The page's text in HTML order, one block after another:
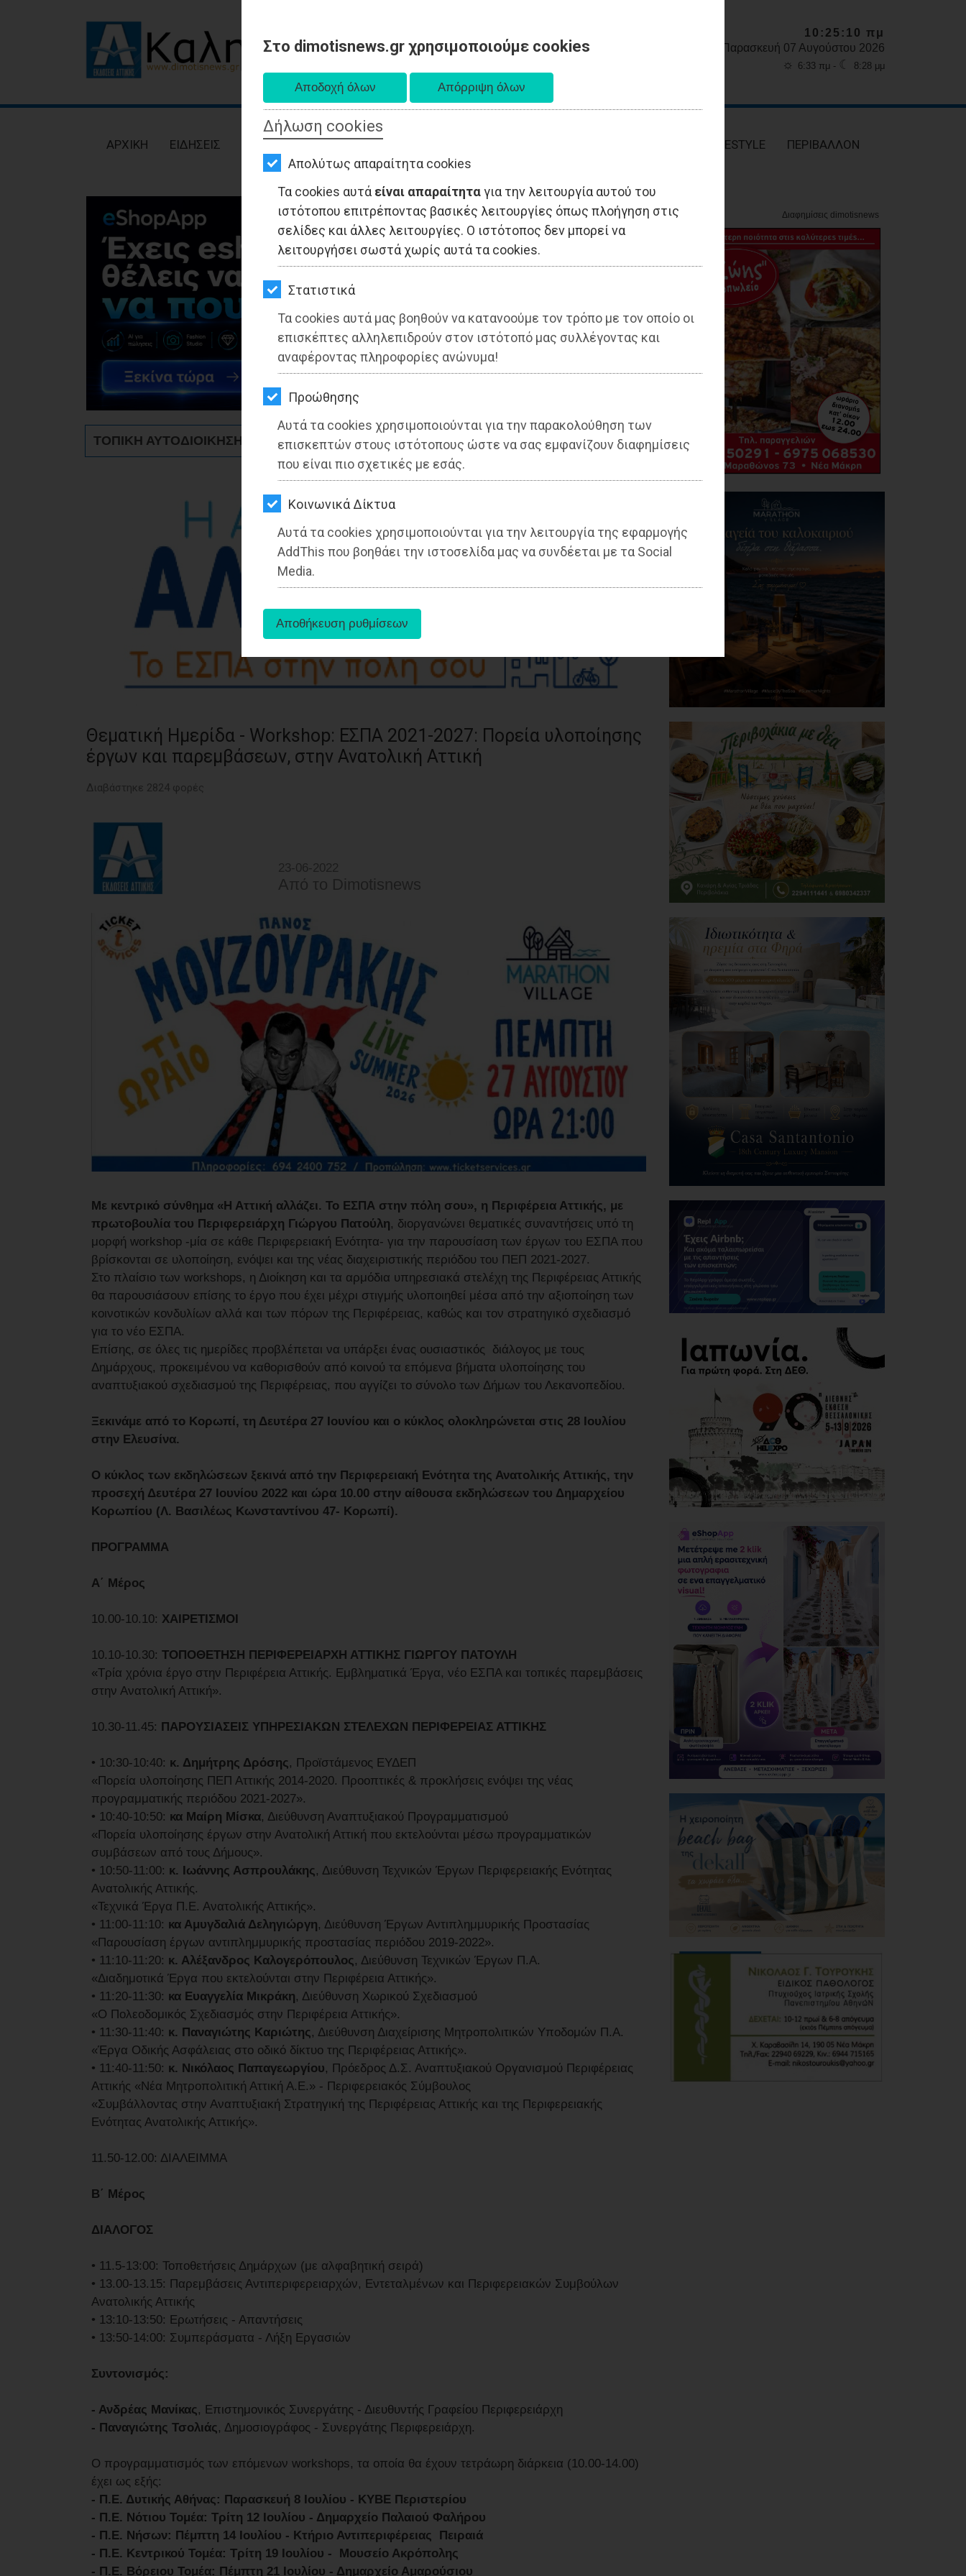
Στο dimotisnews.gr χρησιμοποιούμε cookies
Δήλωση cookies
Απολύτως απαραίτητα cookies
Τα cookies αυτά είναι απαραίτηταγια την λειτουργία αυτού του
ιστότοπου επιτρέποντας βασικές λειτουργίες όπως πλοήγηση στις
σελίδες και άλλες λειτουργίες. Ο ιστότοπος δεν μπορεί να
λειτουργήσει σωστά χωρίς αυτά τα cookies.
Στατιστικά
Τα cookies αυτά μας βοηθούν να κατανοούμε τον τρόπο με τον οποίο οι
επισκέπτες αλληλεπιδρούν στον ιστότοπό μας συλλέγοντας και
αναφέροντας πληροφορίες ανώνυμα!
Προώθησης
Αυτά τα cookies χρησιμοποιούνται για την παρακολούθηση των
επισκεπτών στους ιστότοπους ώστε να σας εμφανίζουν διαφημίσεις
που είναι πιο σχετικές με εσάς.
Kοινωνικά Δίκτυα
Αυτά τα cookies χρησιμοποιούνται για την λειτουργία της εφαρμογής
AddThis που βοηθάει την ιστοσελίδα μας να συνδέεται με τα Social
Media.
ΕΙΔΗΣΕΙΣ
ΟΙΚΟΝΟΜΙΑ
ΑΘΛΗΤΙΣΜΟΣ
ΠΟΛΙΤΙΣΜΟΣ
LIFESTYLE
ΤΑΞΙΔΙΑ
ΕΞΟΔΟΣ
ΑΡΘΡΩΝ
10:25:12 πμ
Παρασκευή 07 Αυγούστου 2026
☼ 6:33 πμ - ☾ 8:28 μμ
AΡΧΙΚΗ ΕΙΔΗΣΕΙΣ LIFESTYLE ΠΕΡΙΒΑΛΛΟΝ
ΤΟΠΙΚΗ ΑΥΤΟΔΙΟΙΚΗΣΗ - Ανατολική Αττική
Θεματική Ημερίδα - Workshop: ΕΣΠΑ 2021-2027: Πορεία υλοποίησης
έργων και παρεμβάσεων, στην Ανατολική Αττική
Διαβάστηκε 2824 φορές
23-06-2022
Από τo Dimotisnews
Με κεντρικό σύνθημα «Η Αττική αλλάζει. Το ΕΣΠΑ στην πόλη σου», η Περιφέρεια Αττικής, με
πρωτοβουλία του Περιφερειάρχη Γιώργου Πατούλη, διοργανώνει θεματικές συναντήσεις υπό τη
μορφή workshop -μία σε κάθε Περιφερειακή Ενότητα- για την παρουσίαση των έργων του ΕΣΠΑ που
βρίσκονται σε υλοποίηση, ενόψει και της νέας διαχειριστικής περιόδου του ΠΕΠ 2021-2027.
Στο πλαίσιο των workshops, η Διοίκηση και τα αρμόδια υπηρεσιακά στελέχη της Περιφέρειας Αττικής
θα παρουσιάσουν επίσης το έργο που έχει μέχρι στιγμής υλοποιηθεί μέσα από την αξιοποίηση των
κοινοτικών κονδυλίων αλλά και των πόρων της Περιφέρειας, καθώς και τον στρατηγικό σχεδιασμό
για το νέο ΕΣΠΑ.
Επίσης, σε όλες τις ημερίδες προβλέπεται να υπάρξει ένας ουσιαστικός διάλογος με τους
Δημάρχους, προκειμένου να καθορισθούν από κοινού τα επόμενα βήματα υλοποίησης του
αναπτυξιακού σχεδιασμού της Περιφέρειας, που αγγίζει το σύνολο των Δήμων του Λεκανοπεδίου.
Ξεκινάμε από το Κορωπί, τη Δευτέρα 27 Ιουνίου και ο κύκλος ολοκληρώνεται στις 28 Ιουλίου
στην Ελευσίνα.
Ο κύκλος των εκδηλώσεων ξεκινά από την Περιφερειακή Ενότητα της Ανατολικής Αττικής, την
προσεχή Δευτέρα 27 Ιουνίου 2022 και ώρα 10.00 στην αίθουσα εκδηλώσεων του Δημαρχείου
Κορωπίου (Λ. Βασιλέως Κωνσταντίνου 47- Κορωπί).
ΠΡΟΓΡΑΜΜΑ
Α΄ Μέρος
10.00-10.10: ΧΑΙΡΕΤΙΣΜΟΙ
10.10-10.30: ΤΟΠΟΘΕΤΗΣΗ ΠΕΡΙΦΕΡΕΙΑΡΧΗ ΑΤΤΙΚΗΣ ΓΙΩΡΓΟΥ ΠΑΤΟΥΛΗ
«Τρία χρόνια έργο στην Περιφέρεια Αττικής. Εμβληματικά Έργα, νέο ΕΣΠΑ και τοπικές παρεμβάσεις
στην Ανατολική Αττική».
10.30-11.45: ΠΑΡΟΥΣΙΑΣΕΙΣ ΥΠΗΡΕΣΙΑΚΩΝ ΣΤΕΛΕΧΩΝ ΠΕΡΙΦΕΡΕΙΑΣ ΑΤΤΙΚΗΣ
• 10:30-10:40: κ. Δημήτρης Δρόσης , Προϊστάμενος ΕΥΔΕΠ
«Πορεία υλοποίησης ΠΕΠ Αττικής 2014-2020. Προοπτικές & προκλήσεις ενόψει της νέας
προγραμματικής περιόδου 2021-2027».
• 10:40-10:50: κα Μαίρη Μίσκα, Διεύθυνση Αναπτυξιακού Προγραμματισμού
«Πορεία υλοποίησης έργων στην Ανατολική Αττική που εκτελούνται μέσω προγραμματικών
συμβάσεων από τους Δήμους».
• 10:50-11:00: κ. Ιωάννης Ασπρουλάκης , Διεύθυνση Τεχνικών Έργων Περιφερειακής Ενότητας
Ανατολικής Αττικής.
«Τεχνικά Έργα Π.Ε. Ανατολικής Αττικής».
• 11:00-11:10: κα Αμυγδαλιά Δεληγιώργη, Διεύθυνση Έργων Αντιπλημμυρικής Προστασίας
«Παρουσίαση έργων αντιπλημμυρικής προστασίας περιόδου 2019-2022».
• 11:10-11:20: κ. Αλέξανδρος Καλογερόπουλος , Διεύθυνση Τεχνικών Έργων Π.Α.
«Διαδημοτικά Έργα που εκτελούνται στην Περιφέρεια Αττικής».
• 11:20-11:30: κα Ευαγγελία Μικράκη, Διεύθυνση Χωρικού Σχεδιασμού
«Ο Πολεοδομικός Σχεδιασμός στην Περιφέρεια Αττικής».
• 11:30-11:40: κ. Παναγιώτης Καριώτης , Διεύθυνση Διαχείρισης Μητροπολιτικών Υποδομών Π.Α.
«Έργα Οδικής Ασφάλειας στο οδικό δίκτυο της Περιφέρειας Αττικής».
• 11:40-11:50: κ. Νικόλαος Παπαγεωργίου, Πρόεδρος Δ.Σ. Αναπτυξιακού Οργανισμού Περιφέρειας
Αττικής «Νέα Μητροπολιτική Αττική Α.Ε.» - Περιφερειακός Σύμβουλος
«Συμβάλλοντας στην Αναπτυξιακή Στρατηγική της Περιφέρειας Αττικής και της Περιφερειακής
Ενότητας Ανατολικής Αττικής».
11.50-12.00: ΔΙΑΛΕΙΜΜΑ
B΄ Μέρος
ΔΙΑΛΟΓΟΣ
• 11.5-13:00: Τοποθετήσεις Δημάρχων (με αλφαβητική σειρά)
• 13.00-13.15: Παρεμβάσεις Αντιπεριφερειαρχών, Εντεταλμένων και Περιφερειακών Συμβούλων
Ανατολικής Αττικής
• 13:10-13:50: Ερωτήσεις - Απαντήσεις
• 13:50-14:00: Συμπεράσματα - Λήξη Εργασιών
Συντονισμός:
- Ανδρέας Μανίκας , Επιστημονικός Συνεργάτης - Διευθυντής Γραφείου Περιφερειάρχη
- Παναγιώτης Τσολιάς , Δημοσιογράφος - Συνεργάτης Περιφερειάρχη.
Ο προγραμματισμός των επόμενων workshops, τα οποία θα έχουν τετράωρη διάρκεια (10.00-14.00)
έχει ως εξής:
- Π.Ε. Δυτικής Αθήνας: Παρασκευή 8 Ιουλίου - ΚΥΒΕ Περιστερίου
- Π.Ε. Νότιου Τομέα: Τρίτη 12 Ιουλίου - Δημαρχείο Παλαιού Φαλήρου
- Π.Ε. Νήσων: Πέμπτη 14 Ιουλίου - Κτήριο Αντιπεριφέρειας Πειραιά
- Π.Ε. Κεντρικού Τομέα: Τρίτη 19 Ιουλίου - Μουσείο Ακρόπολης
- Π.Ε. Βόρειου Τομέα: Πέμπτη 21 Ιουλίου - Δημαρχείο Αμαρούσιου